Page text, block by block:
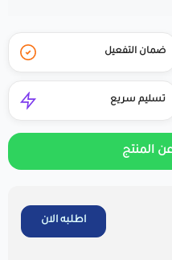
ضمان التفعيل
تسليم سريع
المنتج
اطلبه الان